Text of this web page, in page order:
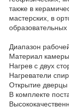
также в
мастерских, в
Диапазон
Материал
Нагрев с двух
Нагреватели
Открытие дверцы
В комплекте